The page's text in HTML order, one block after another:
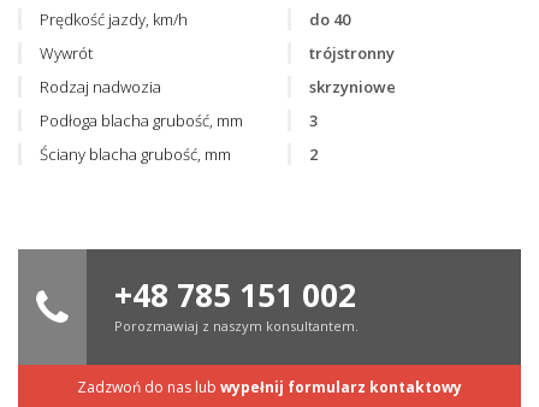
Prędkość jazdy, km/h
do 40
Wywrót
trójstronny
Rodzaj nadwozia
skrzyniowe
Podłoga blacha grubość, mm
3
Ściany blacha grubość, mm
2
+48 785 151 002
Porozmawiaj z naszym konsultantem.
Zadzwoń do nas lub wypełnij formularz kontaktowy